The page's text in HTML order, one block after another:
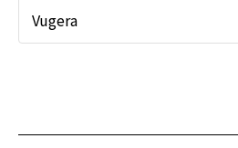
Vugera